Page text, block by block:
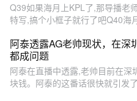
Q39如果海月上KPL了,那导播老
特写,搞个小框子就行了吧Q40海
阿泰透露AG老帅现状，在深
都成问题
阿泰在直播中透露,老帅目前在
块钱。阿泰的这番话很快就引发